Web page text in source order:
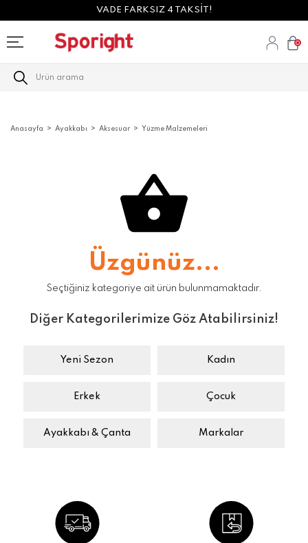
VADE FARKSIZ 4 TAKSİT!
0
Anasayfa Ayakkabı Aksesuar Yüzme Malzemeleri
Üzgünüz...
Seçtiğiniz kategoriye ait ürün bulunmamaktadır.
Diğer Kategorilerimize Göz Atabilirsiniz!
Yeni Sezon Kadın
Erkek Çocuk
Ayakkabı & Çanta Markalar